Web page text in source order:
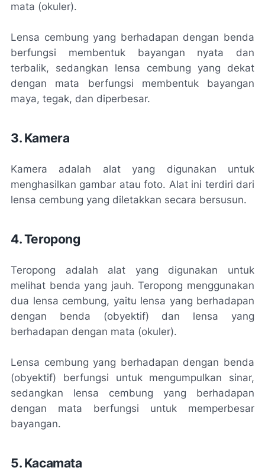
mata (okuler).
Lensa cembung yang berhadapan dengan benda
berfungsi membentuk bayangan nyata dan
terbalik, sedangkan lensa cembung yang dekat
dengan mata berfungsi membentuk bayangan
maya, tegak, dan diperbesar.
3. Kamera
Kamera adalah alat yang digunakan untuk
menghasilkan gambar atau foto. Alat ini terdiri dari
lensa cembung yang diletakkan secara bersusun.
4. Teropong
Teropong adalah alat yang digunakan untuk
melihat benda yang jauh. Teropong menggunakan
dua lensa cembung, yaitu lensa yang berhadapan
dengan benda (obyektif) dan lensa yang
berhadapan dengan mata (okuler).
Lensa cembung yang berhadapan dengan benda
(obyektif) berfungsi untuk mengumpulkan sinar,
sedangkan lensa cembung yang berhadapan
dengan mata berfungsi untuk memperbesar
bayangan.
5. Kacamata